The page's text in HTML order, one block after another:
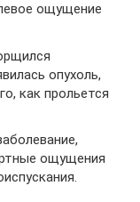
ощущение
опухоль,
как прольется
ощущения